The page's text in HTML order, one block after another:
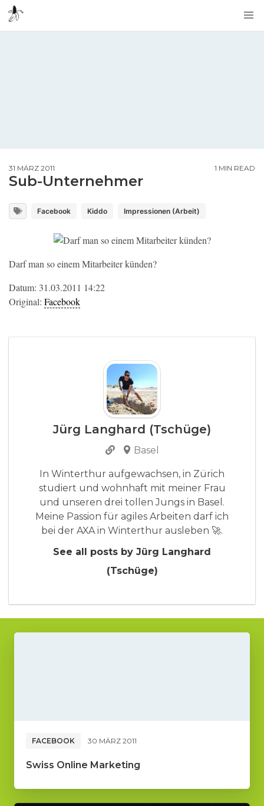
31 MÄRZ 2011 1 MIN READ
Sub-Unternehmer
Facebook Kiddo Impressionen (Arbeit)
Darf man so einem Mitarbeiter künden?
Datum: 31.03.2011 14:22
Original: Facebook
Jürg Langhard (Tschüge)
Basel
In Winterthur aufgewachsen, in Zürich
studiert und wohnhaft mit meiner Frau
und unseren drei tollen Jungs in Basel.
Meine Passion für agiles Arbeiten darf ich
bei der AXA in Winterthur ausleben 🚀.
See all posts by Jürg Langhard
(Tschüge)
FACEBOOK 30 MÄRZ 2011
Swiss Online Marketing